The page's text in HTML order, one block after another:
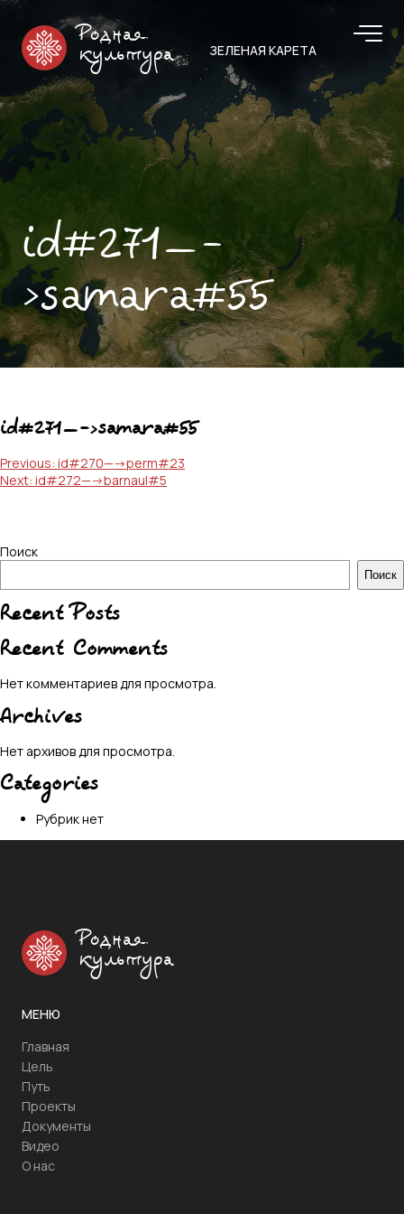
Родная
культура
ЗЕЛЕНАЯ КАРЕТА
id#271—-
>samara#55
id#271—->samara#55
Навигация
по
Previous: id#270—->perm#23
Next: id#272—->barnaul#5
Поиск
Поиск
Recent Posts
Recent Comments
Нет комментариев для просмотра.
Archives
Нет архивов для просмотра.
Categories
Рубрик нет
Родная
культура
МЕНЮ
Главная
Цель
Путь
Проекты
Документы
Видео
О нас